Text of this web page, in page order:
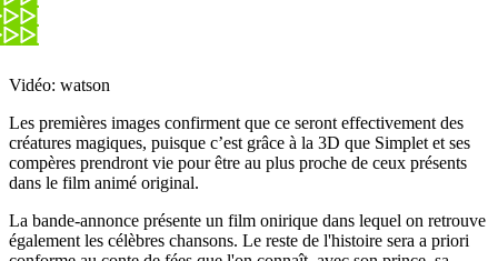
Vidéo: watson
Les premières images confirment que ce seront effectivement des
créatures magiques, puisque c’est grâce à la 3D que Simplet et ses
compères prendront vie pour être au plus proche de ceux présents
dans le film animé original.
La bande-annonce présente un film onirique dans lequel on retrouve
également les célèbres chansons. Le reste de l'histoire sera a priori